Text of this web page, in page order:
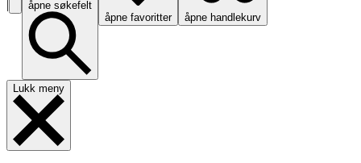
|
åpne søkefelt
åpne favoritter
åpne handlekurv
Lukk meny